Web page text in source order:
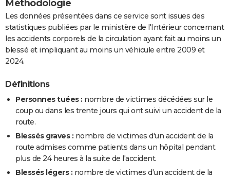
Méthodologie
Les données présentées dans ce service sont issues des
statistiques publiées par le ministère de l'Intérieur concernant
les accidents corporels de la circulation ayant fait au moins un
blessé et impliquant au moins un véhicule entre 2009 et
2024.
Définitions
Personnes tuées : nombre de victimes décédées sur le
coup ou dans les trente jours qui ont suivi un accident de la
route.
Blessés graves : nombre de victimes d'un accident de la
route admises comme patients dans un hôpital pendant
plus de 24 heures à la suite de l'accident.
Blessés légers : nombre de victimes d'un accident de la